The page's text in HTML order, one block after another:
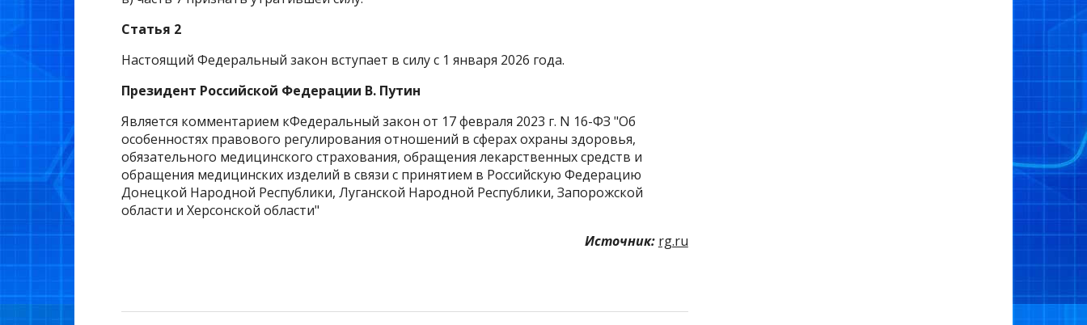
Статья 2
Настоящий Федеральный закон вступает в силу с 1 января 2026 года.
Президент Российской Федерации В. Путин
Является комментарием кФедеральный закон от 17 февраля 2023 г. N 16-ФЗ "Об
особенностях правового регулирования отношений в сферах охраны здоровья,
обязательного медицинского страхования, обращения лекарственных средств и
обращения медицинских изделий в связи с принятием в Российскую Федерацию
Донецкой Народной Республики, Луганской Народной Республики, Запорожской
области и Херсонской области"
Источник: rg.ru